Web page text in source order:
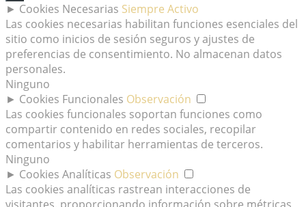
► Cookies Necesarias Siempre Activo
Las cookies necesarias habilitan funciones esenciales del
sitio como inicios de sesión seguros y ajustes de
preferencias de consentimiento. No almacenan datos
personales.
Ninguno
► Cookies Funcionales Observación
Las cookies funcionales soportan funciones como
compartir contenido en redes sociales, recopilar
comentarios y habilitar herramientas de terceros.
Ninguno
► Cookies Analíticas Observación
Las cookies analíticas rastrean interacciones de